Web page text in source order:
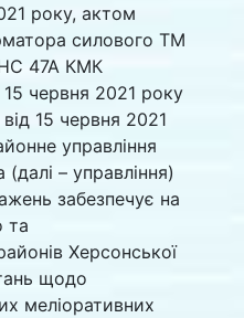
року, актом
силового ТМ
47А КМК
15 червня 2021 року
15 червня 2021
управління
– управління)
забезпечує на
та
Херсонської
щодо
меліоративних